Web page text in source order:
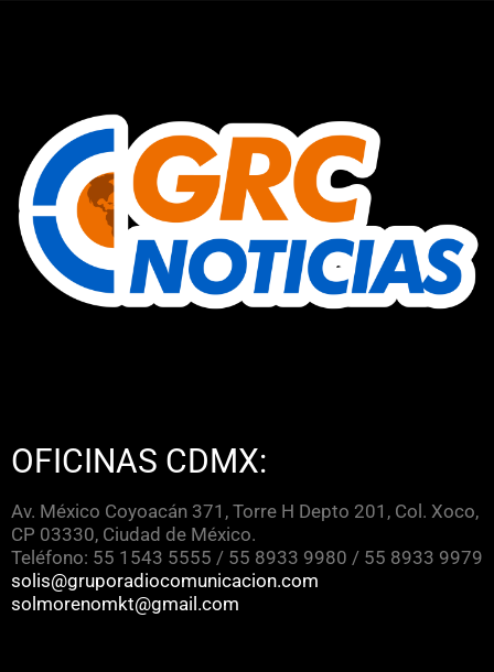
OFICINAS CDMX:
Av. México Coyoacán 371, Torre H Depto 201, Col. Xoco,
CP 03330, Ciudad de México.
Teléfono: 55 1543 5555 / 55 8933 9980 / 55 8933 9979
solis@gruporadiocomunicacion.com
solmorenomkt@gmail.com